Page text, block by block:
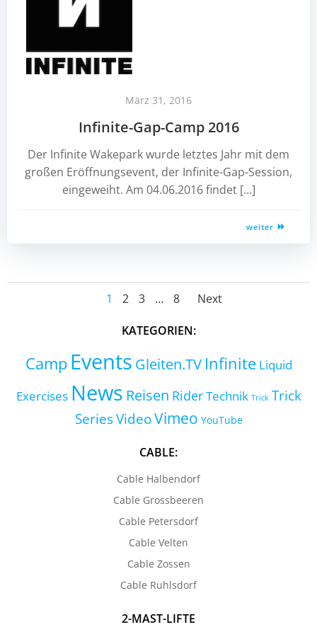
März 31, 2016
Infinite-Gap-Camp 2016
Der Infinite Wakepark wurde letztes Jahr mit dem
großen Eröffnungsevent, der Infinite-Gap-Session,
eingeweiht. Am 04.06.2016 findet […]
weiter
Posts
navigation
Page
1 Page
2 Page
3 … Page
8
Posts
Next
KATEGORIEN:
Camp Events Gleiten.TV Infinite Liquid
Exercises News Reisen RiderTechnik Trick Trick
SeriesVideoVimeo YouTube
CABLE:
Cable Halbendorf
Cable Grossbeeren
Cable Petersdorf
Cable Velten
Cable Zossen
Cable Ruhlsdorf
2-MAST-LIFTE